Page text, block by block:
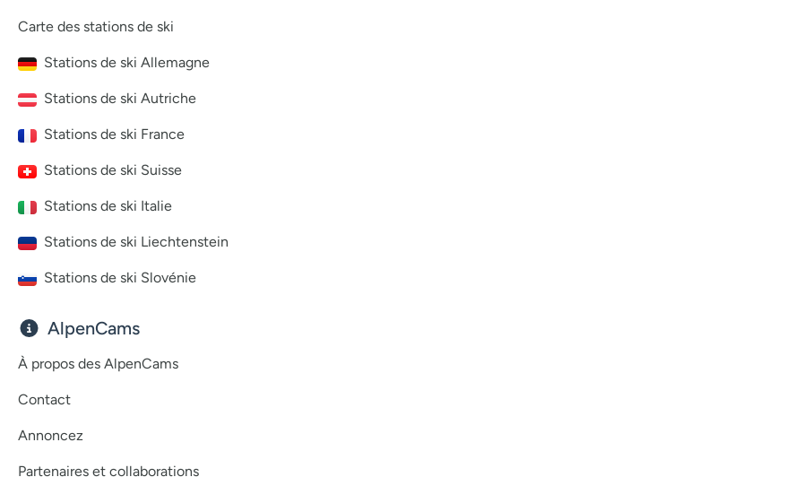
Carte des stations de ski
Stations de ski Allemagne
Stations de ski Autriche
Stations de ski France
Stations de ski Suisse
Stations de ski Italie
Stations de ski Liechtenstein
Stations de ski Slovénie
AlpenCams
À propos des AlpenCams
Contact
Annoncez
Partenaires et collaborations